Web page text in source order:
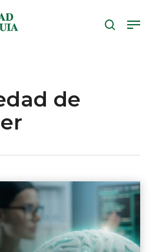
search
Menu
de